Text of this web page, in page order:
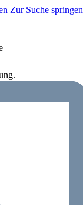
Zur Suche springen